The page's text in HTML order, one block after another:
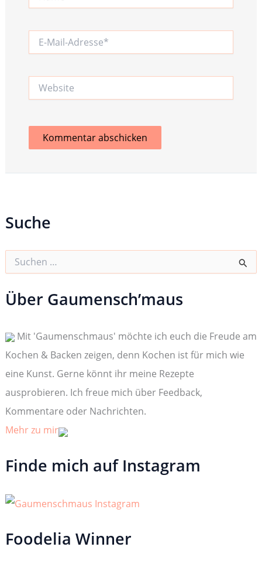
Mail-
Website
Suche
h
e
a
c
h
:
Über Gaumensch’maus
Mit 'Gaumenschmaus' möchte ich euch die Freude am
Kochen & Backen zeigen, denn Kochen ist für mich wie
eine Kunst. Gerne könnt ihr meine Rezepte
ausprobieren. Ich freue mich über Feedback,
Kommentare oder Nachrichten.
Mehr zu mir
Finde mich auf Instagram
Foodelia Winner